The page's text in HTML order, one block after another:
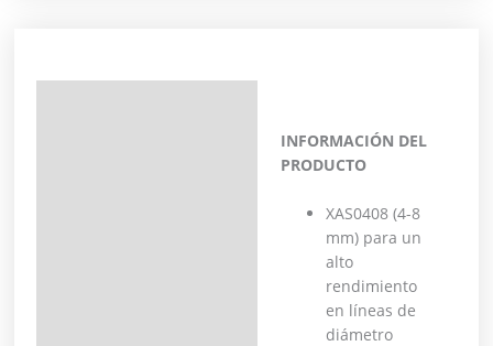
INFORMACIÓN DEL
PRODUCTO
XAS0408 (4-8
mm) para un
alto
rendimiento
en líneas de
diámetro